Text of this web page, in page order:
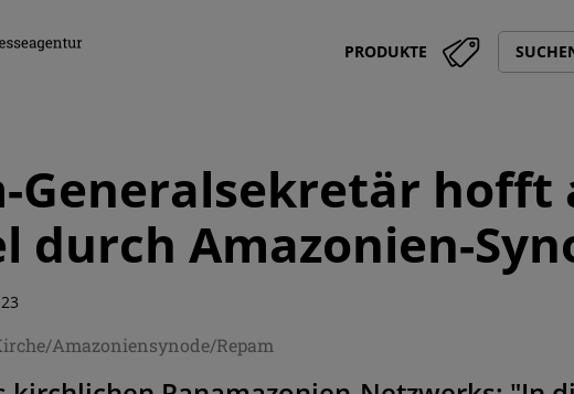
PRODUKTE
Generalsekretär hofft
durch Amazonien-
Amazoniensynode/Repam